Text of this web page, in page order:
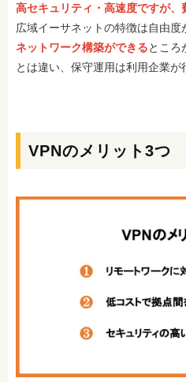
高セキュリティ・高速度ですが、
広域イーサネットの特徴は自由度
ネットワーク構築ができるところ
とは違い、保守運用は利用企業が
VPNのメリット3つ